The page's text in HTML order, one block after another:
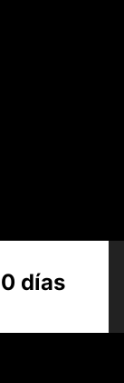
días